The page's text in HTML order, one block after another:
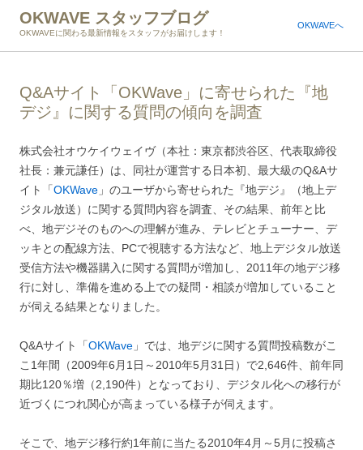
OKWAVE スタッフブログ
OKWAVEに関わる最新情報をスタッフがお届けします！
OKWAVEへ
Q&Aサイト「OKWave」に寄せられた『地
デジ』に関する質問の傾向を調査
株式会社オウケイウェイヴ（本社：東京都渋谷区、代表取締役
社長：兼元謙任）は、同社が運営する日本初、最大級のQ&Aサ
イト「OKWave 」のユーザから寄せられた『地デジ』（地上デ
ジタル放送）に関する質問内容を調査、その結果、前年と比
べ、地デジそのものへの理解が進み、テレビとチューナー、デ
ッキとの配線方法、PCで視聴する方法など、地上デジタル放送
受信方法や機器購入に関する質問が増加し、2011年の地デジ移
行に対し、準備を進める上での疑問・相談が増加していること
が伺える結果となりました。
Q&Aサイト「OKWave 」では、地デジに関する質問投稿数がこ
こ1年間（2009年6月1日～2010年5月31日）で2,646件、前年同
期比120％増（2,190件）となっており、デジタル化への移行が
近づくにつれ関心が高まっている様子が伺えます。
そこで、地デジ移行約1年前に当たる2010年4月～5月に投稿さ